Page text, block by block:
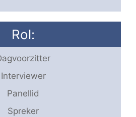
Rol:
Interviewer
Panellid
Spreker